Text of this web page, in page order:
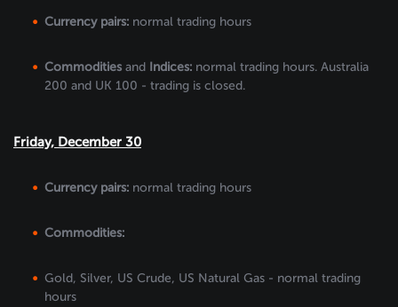
Currency pairs: normal trading hours
Commodities and Indices: normal trading hours. Australia
200 and UK 100 - trading is closed.
Friday, December 30
Currency pairs: normal trading hours
Commodities:
Gold, Silver, US Crude, US Natural Gas - normal trading
hours